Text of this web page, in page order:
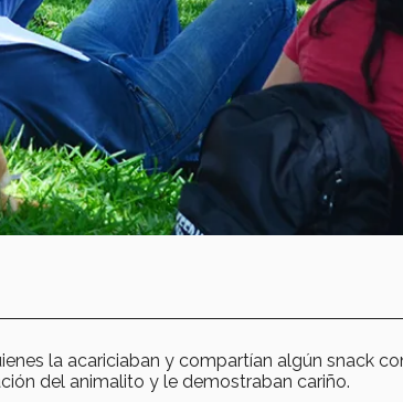
la acariciaban y compartían algún snack
del animalito y le demostraban cariño.